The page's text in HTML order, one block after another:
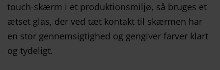
touch-skærm i et produktionsmiljø, så bruges et
ætset glas, der ved tæt kontakt til skærmen har
en stor gennemsigtighed og gengiver farver klart
og tydeligt.